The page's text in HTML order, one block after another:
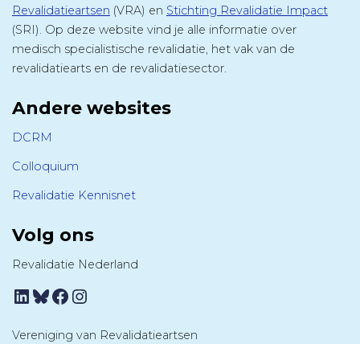
Revalidatieartsen (VRA) en Stichting Revalidatie Impact
(SRI). Op deze website vind je alle informatie over
medisch specialistische revalidatie, het vak van de
revalidatiearts en de revalidatiesector.
Andere websites
DCRM
Colloquium
Revalidatie Kennisnet
Volg ons
Revalidatie Nederland
LinkedIn
Bluesky
Facebook
Instagram
Vereniging van Revalidatieartsen